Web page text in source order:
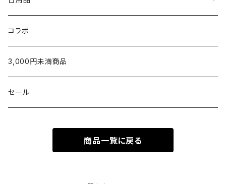
LAPUAN KANKURIT
POET MEETS DUBWISE
金澤屋
VITAL MATERIAL
2人目以降のお子さまへ
5,001〜10,000円
〜5,000円
5,001~10,000円
タオルギフト
チーフタオル
ウォッシュタオル
¥1,000〜¥2,999
¥3,000〜¥4,999
シャツ
カーディガン
パンツ
出産祝いに
ベビー服／小物
タオル製品
U字枕
枕カバー
タオルケット・肌掛け
シーツ・カバー
シーツ
パジャマ
グッズ
テーブルウェア
ラグ
ハンド・ボディケア
コラボ
3,000円未満商品
セール
商品一覧に戻る